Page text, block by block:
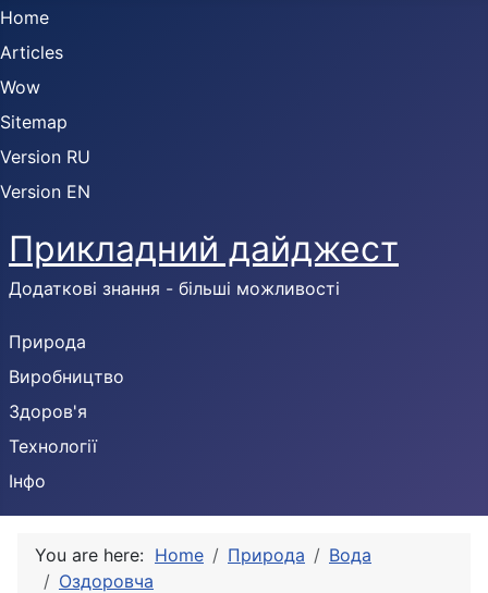
Home
Articles
Wow
Sitemap
Version RU
Version EN
Прикладний дайджест
Додаткові знання - більші можливості
Природа
Виробництво
Здоров'я
Технології
Інфо
You are here: Home Природа
Вода
Оздоровча